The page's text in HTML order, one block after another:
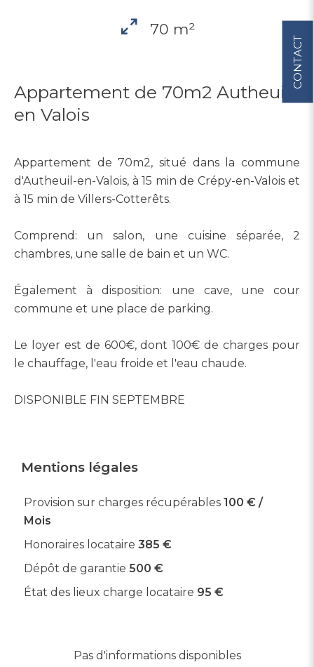
CONTACT
70 m²
Appartement de 70m2 Autheuil
en Valois
Appartement de 70m2, situé dans la commune
d'Autheuil-en-Valois, à 15 min de Crépy-en-Valois et
à 15 min de Villers-Cotterêts.
Comprend: un salon, une cuisine séparée, 2
chambres, une salle de bain et un WC.
Également à disposition: une cave, une cour
commune et une place de parking.
Le loyer est de 600€, dont 100€ de charges pour
le chauffage, l'eau froide et l'eau chaude.
DISPONIBLE FIN SEPTEMBRE
Mentions légales
Provision sur charges récupérables 100 € /
Mois
Honoraires locataire 385 €
Dépôt de garantie 500 €
État des lieux charge locataire 95 €
Pas d'informations disponibles